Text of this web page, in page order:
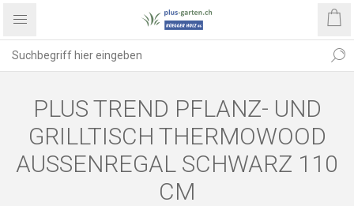
PLUS TREND PFLANZ- UND
GRILLTISCH THERMOWOOD
AUSSENREGAL SCHWARZ 110
CM